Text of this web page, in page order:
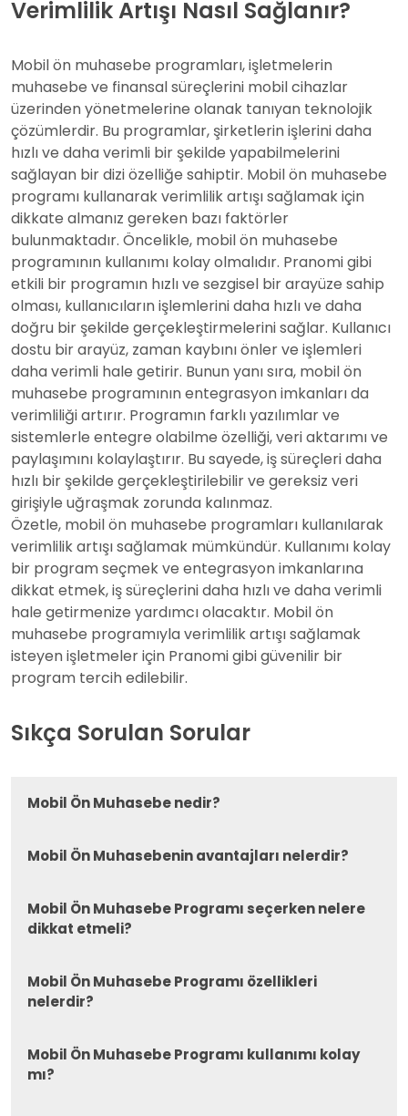
Verimlilik Artışı Nasıl Sağlanır?
Mobil ön muhasebe programları, işletmelerin
muhasebe ve finansal süreçlerini mobil cihazlar
üzerinden yönetmelerine olanak tanıyan teknolojik
çözümlerdir. Bu programlar, şirketlerin işlerini daha
hızlı ve daha verimli bir şekilde yapabilmelerini
sağlayan bir dizi özelliğe sahiptir. Mobil ön muhasebe
programı kullanarak verimlilik artışı sağlamak için
dikkate almanız gereken bazı faktörler
bulunmaktadır. Öncelikle, mobil ön muhasebe
programının kullanımı kolay olmalıdır. Pranomi gibi
etkili bir programın hızlı ve sezgisel bir arayüze sahip
olması, kullanıcıların işlemlerini daha hızlı ve daha
doğru bir şekilde gerçekleştirmelerini sağlar. Kullanıcı
dostu bir arayüz, zaman kaybını önler ve işlemleri
daha verimli hale getirir. Bunun yanı sıra, mobil ön
muhasebe programının entegrasyon imkanları da
verimliliği artırır. Programın farklı yazılımlar ve
sistemlerle entegre olabilme özelliği, veri aktarımı ve
paylaşımını kolaylaştırır. Bu sayede, iş süreçleri daha
hızlı bir şekilde gerçekleştirilebilir ve gereksiz veri
girişiyle uğraşmak zorunda kalınmaz.
Özetle, mobil ön muhasebe programları kullanılarak
verimlilik artışı sağlamak mümkündür. Kullanımı kolay
bir program seçmek ve entegrasyon imkanlarına
dikkat etmek, iş süreçlerini daha hızlı ve daha verimli
hale getirmenize yardımcı olacaktır. Mobil ön
muhasebe programıyla verimlilik artışı sağlamak
isteyen işletmeler için Pranomi gibi güvenilir bir
program tercih edilebilir.
Sıkça Sorulan Sorular
Mobil Ön Muhasebe nedir?
Mobil Ön Muhasebenin avantajları nelerdir?
Mobil Ön Muhasebe Programı seçerken nelere
dikkat etmeli?
Mobil Ön Muhasebe Programı özellikleri
nelerdir?
Mobil Ön Muhasebe Programı kullanımı kolay
mı?